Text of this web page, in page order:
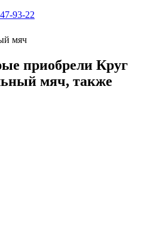
93-22
приобрели Круг
мяч, также